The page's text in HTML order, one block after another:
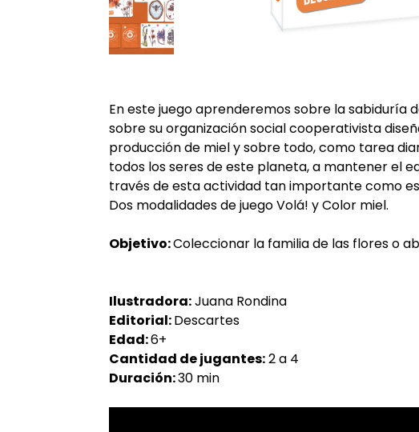
En este juego aprenderemos sobre la sabiduría
sobre su organización social cooperativista
producción de miel y sobre todo, como tarea
todos los seres de este planeta, a mantener el
través de esta actividad tan importante como
Dos modalidades de juego Volá! y Color miel.
Objetivo:Coleccionar la familia de las flores o
Ilustradora:Juana Rondina
Editorial:Descartes
Edad:6+
Cantidad de jugantes:2 a 4
Duración:30 min